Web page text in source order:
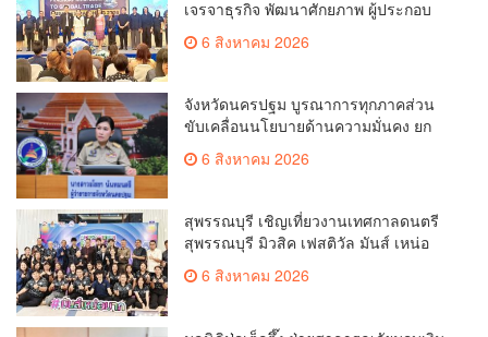
เจรจาธุรกิจ พัฒนาศักยภาพ ผู้ประกอบ
ระหว่างประเทศ
6 สิงหาคม 2026
จังหวัดนครปฐม บูรณาการทุกภาคส่วน
ขับเคลื่อนนโยบายด้านความมั่นคง ยก
เทคโนโลยี
6 สิงหาคม 2026
สุพรรณบุรี เชิญเที่ยวงานเทศกาลดนตรี
สุพรรณบุรี มิวสิค เฟสติวัล มันส์ เหน่อ
มาก6 สิงหาคม 2026